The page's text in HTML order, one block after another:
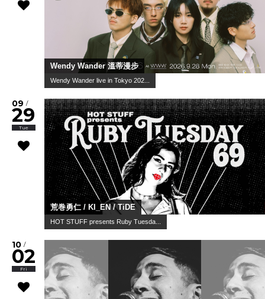
Wendy Wander 溫蒂漫步
Wendy Wander live in Tokyo 202...
09 /
29
Tue
荒巻勇仁 / KI_EN / TiDE
HOT STUFF presents Ruby Tuesda...
10 /
02
Fri